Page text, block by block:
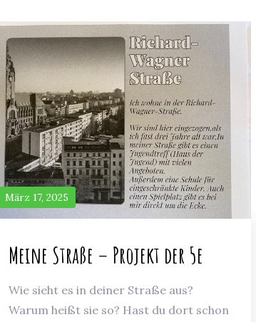
März 17, 2025
Meine Straße – Projekt der 5e
Wie sieht es in deiner Straße aus?
Warum heißt sie so? Hast du dort schon